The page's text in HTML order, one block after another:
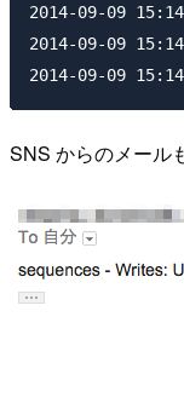
2014-09-09
2014-09-09
SNS からのメール